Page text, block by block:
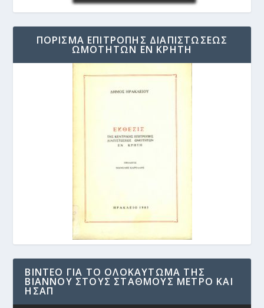
ΠΟΡΙΣΜΑ ΕΠΙΤΡΟΠΗΣ ΔΙΑΠΙΣΤΩΣΕΩΣ
ΩΜΟΤΗΤΩΝ ΕΝ ΚΡΗΤΗ
ΒΊΝΤΕΟ ΓΙΑ ΤΟ ΟΛΟΚΑΎΤΩΜΑ ΤΗΣ
ΒΙΆΝΝΟΥ ΣΤΟΥΣ ΣΤΑΘΜΟΎΣ ΜΕΤΡΟ ΚΑΙ
ΗΣΑΠ